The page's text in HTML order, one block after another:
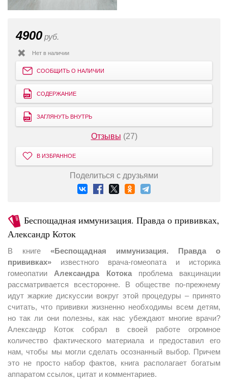
4900 руб.
Нет в наличии
СООБЩИТЬ О НАЛИЧИИ
СОДЕРЖАНИЕ
ЗАГЛЯНУТЬ ВНУТРЬ
Отзывы (27)
В ИЗБРАННОЕ
Поделиться с друзьями
Беспощадная иммунизация. Правда о прививках,
Александр Коток
В книге «Беспощадная иммунизация. Правда о
прививках» известного врача-гомеопата и историка
гомеопатии Александра Котокапроблема вакцинации
рассматривается всесторонне. В обществе по-прежнему
идут жаркие дискуссии вокруг этой процедуры – принято
считать, что прививки жизненно необходимы всем детям,
но так ли они полезны, как нас убеждают многие врачи?
Александр Коток собрал в своей работе огромное
количество фактического материала и предоставил его
нам, чтобы мы могли сделать осознанный выбор. Причем
это не просто набор фактов, книга располагает богатым
аппаратом ссылок, цитат и комментариев.